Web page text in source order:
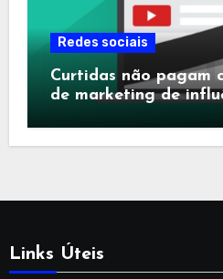
Redes sociais
Curtidas não pagam
de marketing de
Links Úteis